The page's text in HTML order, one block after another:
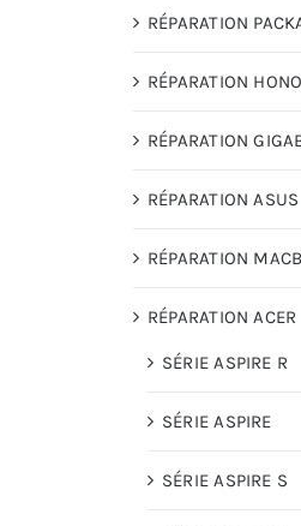
RÉPARATION
RÉPARATION
RÉPARATION
RÉPARATION ASUS
RÉPARATION
RÉPARATION ACER
SÉRIE ASPIRE R
SÉRIE ASPIRE
SÉRIE ASPIRE S